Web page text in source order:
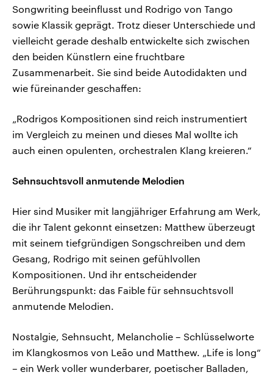
Songwriting beeinflusst und Rodrigo von Tango
sowie Klassik geprägt. Trotz dieser Unterschiede und
vielleicht gerade deshalb entwickelte sich zwischen
den beiden Künstlern eine fruchtbare
Zusammenarbeit. Sie sind beide Autodidakten und
wie füreinander geschaffen:
„Rodrigos Kompositionen sind reich instrumentiert
im Vergleich zu meinen und dieses Mal wollte ich
auch einen opulenten, orchestralen Klang kreieren.“
Sehnsuchtsvoll anmutende Melodien
Hier sind Musiker mit langjähriger Erfahrung am Werk,
die ihr Talent gekonnt einsetzen: Matthew überzeugt
mit seinem tiefgründigen Songschreiben und dem
Gesang, Rodrigo mit seinen gefühlvollen
Kompositionen. Und ihr entscheidender
Berührungspunkt: das Faible für sehnsuchtsvoll
anmutende Melodien.
Nostalgie, Sehnsucht, Melancholie – Schlüsselworte
im Klangkosmos von Leão und Matthew. „Life is long“
– ein Werk voller wunderbarer, poetischer Balladen,